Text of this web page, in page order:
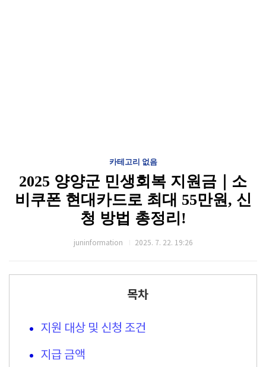
카테고리 없음
2025 양양군 민생회복 지원금｜소
비쿠폰 현대카드로 최대 55만원, 신
청 방법 총정리!
juninformation 2025. 7. 22. 19:26
목차
지원 대상 및 신청 조건
지급 금액